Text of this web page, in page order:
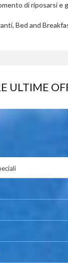
di riposarsi
Bed and
ULTIME